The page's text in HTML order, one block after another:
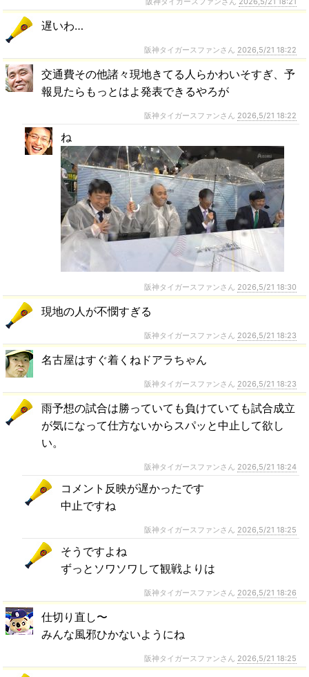
遅いわ…
阪神タイガースファンさん 2026,5/21 18:22
交通費その他諸々現地きてる人らかわいそすぎ、予
報見たらもっとはよ発表できるやろが
阪神タイガースファンさん 2026,5/21 18:22
ね
阪神タイガースファンさん 2026,5/21 18:30
現地の人が不憫すぎる
阪神タイガースファンさん 2026,5/21 18:23
名古屋はすぐ着くねドアラちゃん
阪神タイガースファンさん 2026,5/21 18:23
雨予想の試合は勝っていても負けていても試合成立
が気になって仕方ないからスパッと中止して欲し
い。
阪神タイガースファンさん 2026,5/21 18:24
コメント反映が遅かったです
中止ですね
阪神タイガースファンさん 2026,5/21 18:25
そうですよね
ずっとソワソワして観戦よりは
阪神タイガースファンさん 2026,5/21 18:26
仕切り直し〜
みんな風邪ひかないようにね
阪神タイガースファンさん 2026,5/21 18:25